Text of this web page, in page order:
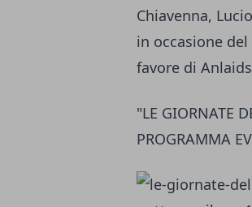
Chiavenna,
in occasione
favore di
"LE GIORNATE
PROGRAMMA